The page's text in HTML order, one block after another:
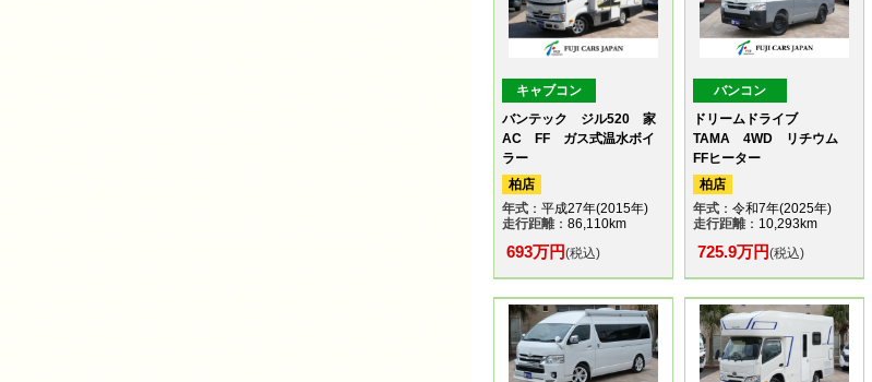
キャブコン
バンテック ジル520 家
AC FF ガス式温水ボイ
ラー
柏店
年式：平成27年(2015年)
走行距離：86,110km
693万円(税込)
バンコン
ドリームドライブ
TAMA 4WD リチウム
FFヒーター
柏店
年式：令和7年(2025年)
走行距離：10,293km
725.9万円(税込)